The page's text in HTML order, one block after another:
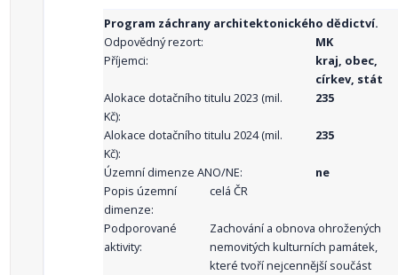
Program záchrany architektonického dědictví.
Odpovědný rezort:
MK
Příjemci:
kraj, obec,
církev, stát
Alokace dotačního titulu 2023 (mil.
Kč):
235
Alokace dotačního titulu 2024 (mil.
Kč):
235
Územní dimenze ANO/NE:
ne
Popis územní
dimenze:
celá ČR
Podporované
aktivity:
Zachování a obnova ohrožených
nemovitých kulturních památek,
které tvoří nejcennější součást